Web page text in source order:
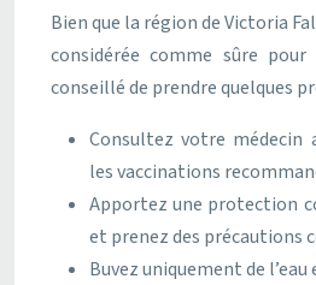
Bien que la région de Victoria
considérée comme sûre
conseillé de prendre quelques
Consultez votre
les vaccinations
Apportez une protection
et prenez des précautions
Buvez uniquement de